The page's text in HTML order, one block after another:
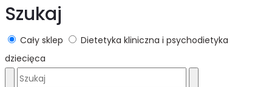
Szukaj
Cały sklep
Dietetyka kliniczna i psychodietyka
dziecięca